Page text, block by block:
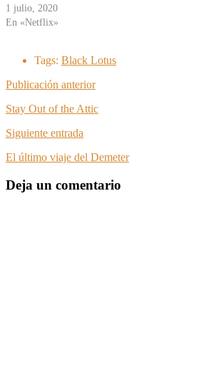
1 julio, 2020
En «Netflix»
Tags: Black Lotus
Publicación anterior
Stay Out of the Attic
Siguiente entrada
El último viaje del Demeter
Deja un comentario